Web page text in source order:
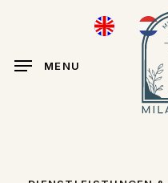
ENGLISH
MENU